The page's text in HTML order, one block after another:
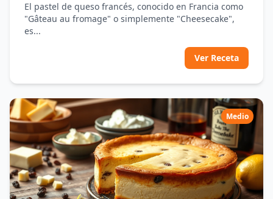
El pastel de queso francés, conocido en Francia como
"Gâteau au fromage" o simplemente "Cheesecake",
es...
Ver Receta
Medio